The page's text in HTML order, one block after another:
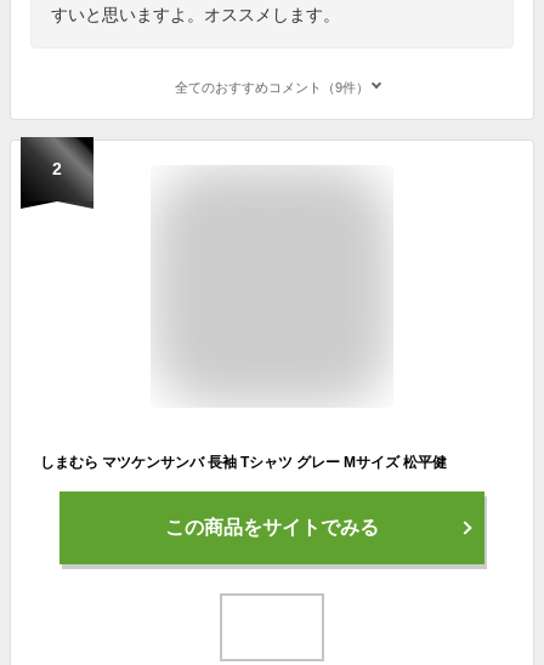
すいと思いますよ。オススメします。
全てのおすすめコメント（9件）
2
しまむら マツケンサンバ 長袖 Tシャツ グレー Mサイズ 松平健
この商品をサイトでみる